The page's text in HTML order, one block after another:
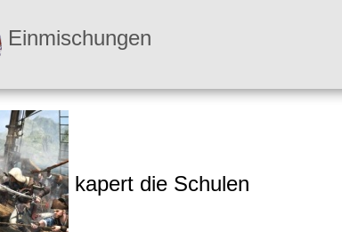
Einmischungen